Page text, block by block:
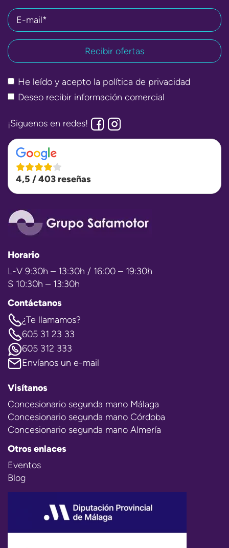
E-mail*
He leído y acepto la política de privacidad
Deseo recibir información comercial
¡Siguenos en redes!
4,5 / 403 reseñas
Horario
L-V 9:30h – 13:30h / 16:00 – 19:30h
S 10:30h – 13:30h
Contáctanos
¿Te llamamos?
605 31 23 33
605 312 333
Envíanos un e-mail
Visítanos
Concesionario segunda mano Málaga
Concesionario segunda mano Córdoba
Concesionario segunda mano Almería
Otros enlaces
Eventos
Blog